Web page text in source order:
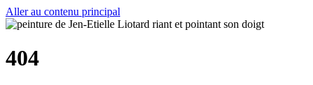
Aller au contenu principal
404